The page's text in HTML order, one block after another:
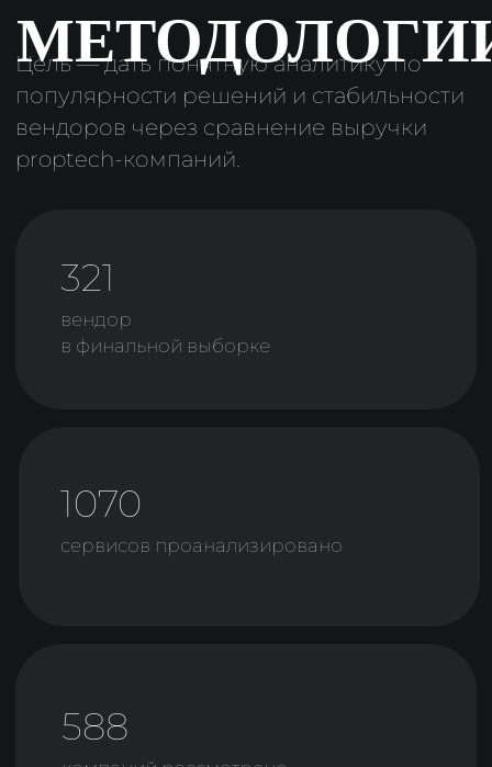
ПОПАСТЬ В РЕЙТИНГ
и решении в личном кабинете,
не забудьте предоставить данные
о выручке.Инструкция→